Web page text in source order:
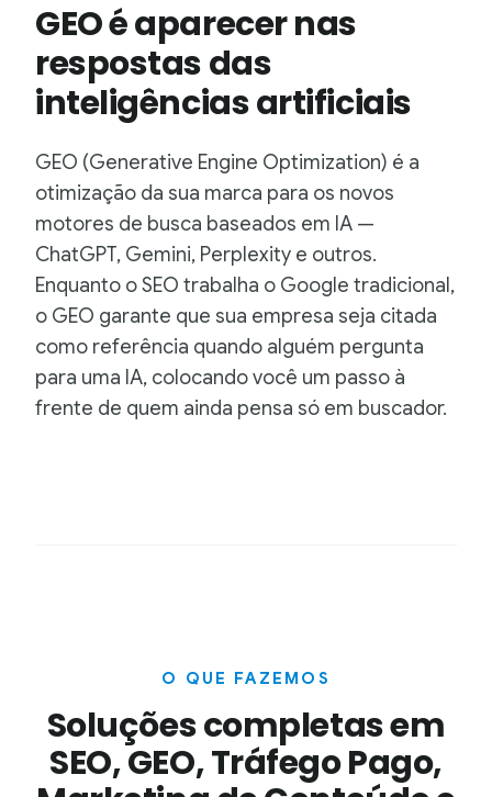
GEO é aparecer nas
respostas das
inteligências artificiais
GEO (Generative Engine Optimization) é a
otimização da sua marca para os novos
motores de busca baseados em IA —
ChatGPT, Gemini, Perplexity e outros.
Enquanto o SEO trabalha o Google tradicional,
o GEO garante que sua empresa seja citada
como referência quando alguém pergunta
para uma IA, colocando você um passo à
frente de quem ainda pensa só em buscador.
O QUE FAZEMOS
Soluções completas em
SEO, GEO, Tráfego Pago,